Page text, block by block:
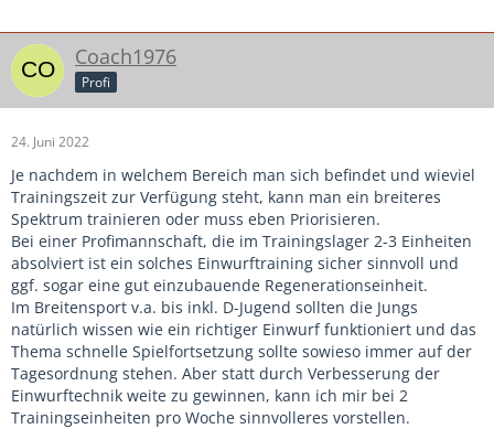
Coach1976
Profi
24. Juni 2022
Je nachdem in welchem Bereich man sich befindet und wieviel
Trainingszeit zur Verfügung steht, kann man ein breiteres
Spektrum trainieren oder muss eben Priorisieren.
Bei einer Profimannschaft, die im Trainingslager 2-3 Einheiten
absolviert ist ein solches Einwurftraining sicher sinnvoll und
ggf. sogar eine gut einzubauende Regenerationseinheit.
Im Breitensport v.a. bis inkl. D-Jugend sollten die Jungs
natürlich wissen wie ein richtiger Einwurf funktioniert und das
Thema schnelle Spielfortsetzung sollte sowieso immer auf der
Tagesordnung stehen. Aber statt durch Verbesserung der
Einwurftechnik weite zu gewinnen, kann ich mir bei 2
Trainingseinheiten pro Woche sinnvolleres vorstellen.